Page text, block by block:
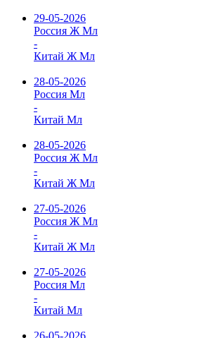
29-05-2026
Россия Ж Мл
-
Китай Ж Мл
28-05-2026
Россия Мл
-
Китай Мл
28-05-2026
Россия Ж Мл
-
Китай Ж Мл
27-05-2026
Россия Ж Мл
-
Китай Ж Мл
27-05-2026
Россия Мл
-
Китай Мл